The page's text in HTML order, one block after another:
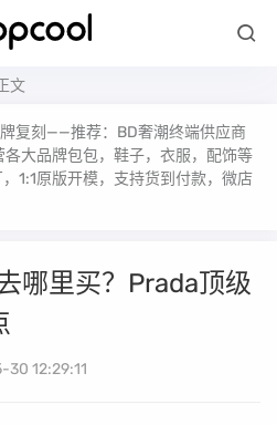
文
复刻——推荐：BD奢潮终端供应商
各大品牌包包，鞋子，衣服，配饰等
1:1原版开模，支持货到付款，微店
哪里买？Prada顶级
12:29:11